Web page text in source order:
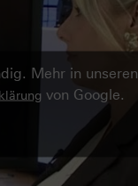
Mehr in unseren
von Google.